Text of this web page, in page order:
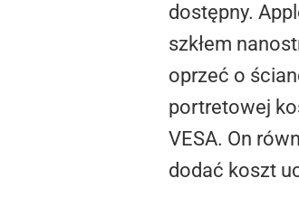
dostępny.
szkłem
oprzeć o
portretowej
VESA. On
dodać koszt